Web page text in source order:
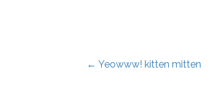
Posts
← Yeowww! kitten mitten